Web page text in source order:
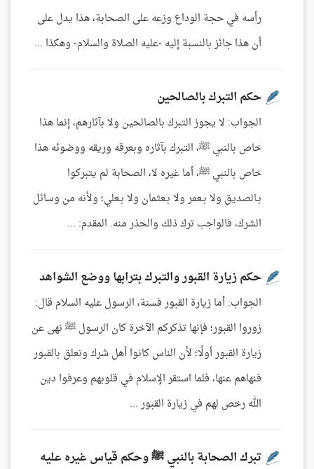
رأسه في حجة الوداع وزعه على الصحابة، هذا يدل على
أن هذا جائز بالنسبة إليه -عليه الصلاة والسلام- وهكذا ...
حكم التبرك بالصالحين
الجواب: لا يجوز التبرك بالصالحين ولا بآثارهم، إنما هذا
خاص بالنبي ﷺ، التبرك بآثاره وبعرقه وريقه ووضوئه هذا
خاص بالنبي ﷺ، أما غيره لا، الصحابة لم يتبركوا
بـالصديق ولا بـعمر ولا بـعثمان ولا بـعلي؛ ولأنه من وسائل
الشرك، فالواجب ترك ذلك والحذر منه. المقدم: ...
حكم زيارة القبور والتبرك بترابها ووضع الشواهد
الجواب: أما زيارة القبور فسنة، الرسول عليه السلام قال:
زوروا القبور؛ فإنها تذكركم الآخرة كان الرسول ﷺ نهى عن
زيارة القبور أولًا؛ لأن الناس كانوا أهل شرك وتعلق بالقبور
فنهاهم عنها، فلما استقر الإسلام في قلوبهم وعرفوا دين
الله رخص لهم في زيارة القبور ...
تبرك الصحابة بالنبي ﷺ وحكم قياس غيره عليه